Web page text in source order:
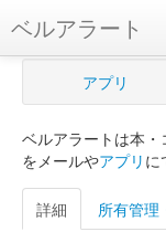
ベルアラート
ベルアラートとは
新規登録
ログイン
アプリ
ベルアラートは本・
をメールやアプリ に
詳細 所有管理